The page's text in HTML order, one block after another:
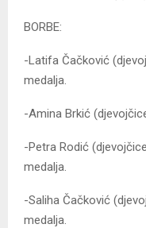
BORBE:
-Latifa Čačković
medalja.
-Amina Brkić
-Petra Rodić
medalja.
-Saliha Čačković
medalja.